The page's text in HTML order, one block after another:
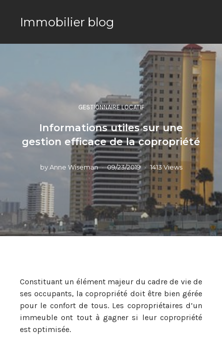
Immobilier blog
GESTIONNAIRE LOCATIF
Informations utiles sur une
gestion efficace de la copropriété
byAnne Wiseman 09/23/2019 1413 Views
Constituant un élément majeur du cadre de vie de
ses occupants, la copropriété doit être bien gérée
pour le confort de tous. Les copropriétaires d’un
immeuble ont tout à gagner si leur copropriété
est optimisée.